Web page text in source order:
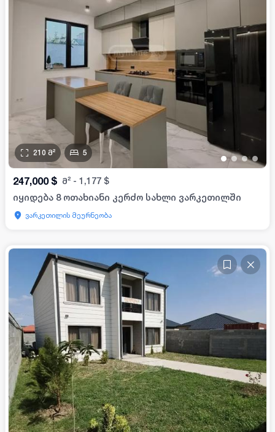
••••
210 მ² 5
247,000 $ მ² - 1,177 $
იყიდება 8 ოთახიანი კერძო სახლი ვარკეთილში
ვარკეთილის მეურნეობა